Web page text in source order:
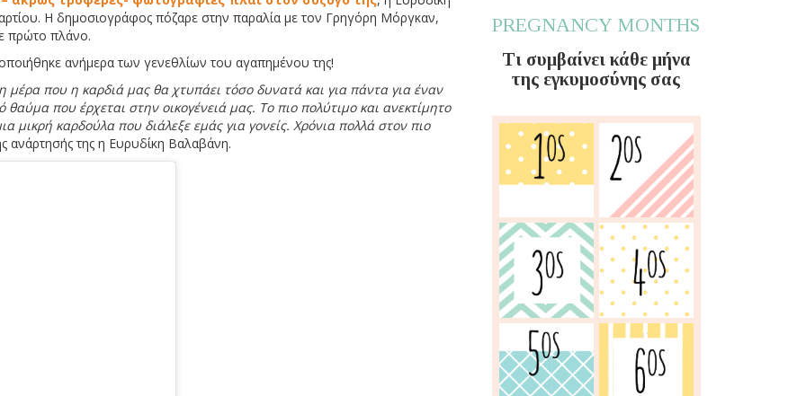
Η δημοσιογράφος πόζαρε στην παραλία με τον Γρηγόρη Μόργκαν,
πρώτο πλάνο.
ανήμερα των γενεθλίων του αγαπημένου της!
μέρα που η καρδιά μας θα χτυπάει τόσο δυνατά και για πάντα για έναν
που έρχεται στην οικογένειά μας. Το πιο πολύτιμο και ανεκτίμητο
μικρή καρδούλα που διάλεξε εμάς για γονείς. Χρόνια πολλά στον πιο
ανάρτησής της η Ευρυδίκη Βαλαβάνη.
PREGNANCY MONTHS
Τι συμβαίνει κάθε μήνα
της εγκυμοσύνης σας